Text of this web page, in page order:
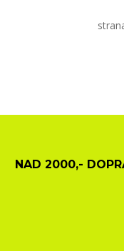
NAD 2000,-